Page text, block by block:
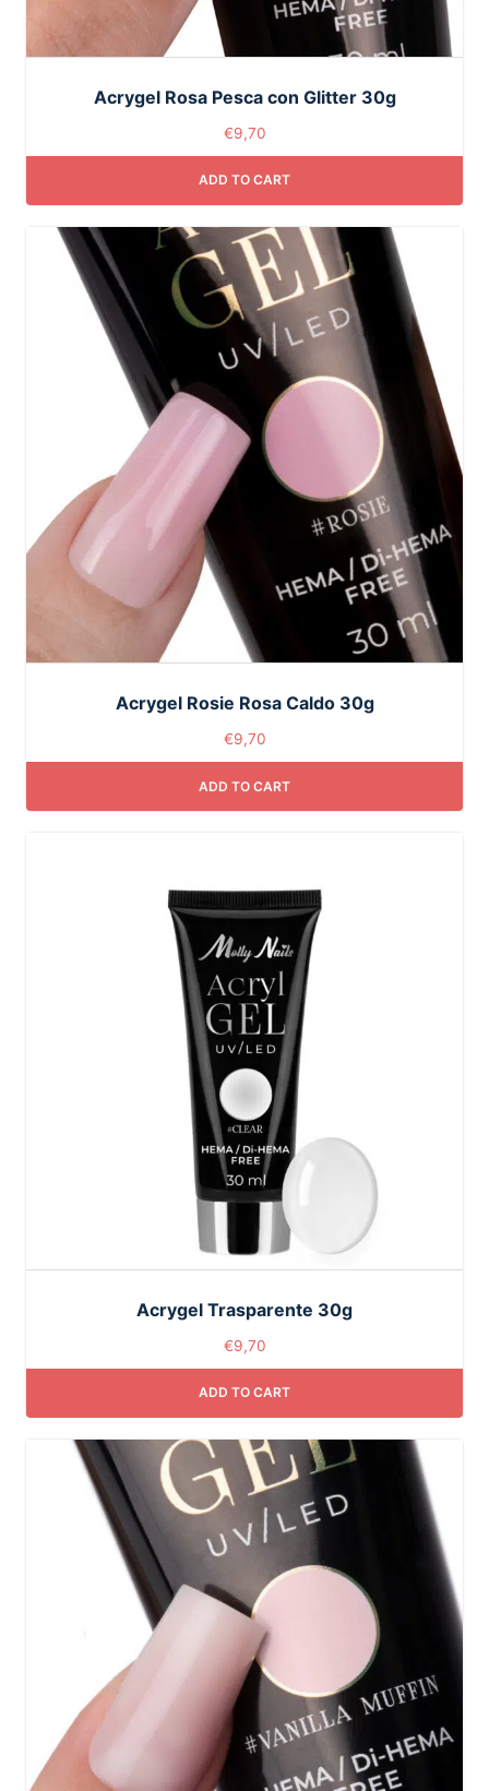
Acrygel Rosa Pesca con Glitter 30g
€9,70
ADD TO CART
Acrygel Rosie Rosa Caldo 30g
€9,70
ADD TO CART
Acrygel Trasparente 30g
€9,70
ADD TO CART